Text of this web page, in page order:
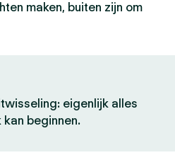
maken, buiten zijn om
eigenlijk alles
beginnen.